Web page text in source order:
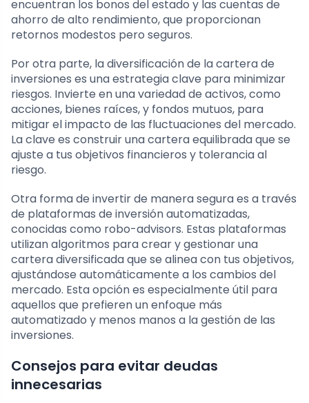
encuentran los bonos del estado y las cuentas de
ahorro de alto rendimiento, que proporcionan
retornos modestos pero seguros.
Por otra parte, la diversificación de la cartera de
inversiones es una estrategia clave para minimizar
riesgos. Invierte en una variedad de activos, como
acciones, bienes raíces, y fondos mutuos, para
mitigar el impacto de las fluctuaciones del mercado.
La clave es construir una cartera equilibrada que se
ajuste a tus objetivos financieros y tolerancia al
riesgo.
Otra forma de invertir de manera segura es a través
de plataformas de inversión automatizadas,
conocidas como robo-advisors. Estas plataformas
utilizan algoritmos para crear y gestionar una
cartera diversificada que se alinea con tus objetivos,
ajustándose automáticamente a los cambios del
mercado. Esta opción es especialmente útil para
aquellos que prefieren un enfoque más
automatizado y menos manos a la gestión de las
inversiones.
Consejos para evitar deudas
innecesarias